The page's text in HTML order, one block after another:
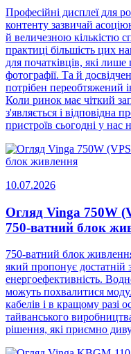
Професійні дисплеї для
контенту зазвичай
й величезною кількістю
практиці більшість цих
для початківців, які
фотографії. Та й
потрібен переобтяжений
Коли ринок має чіткий
з'являється і відповідна
пристроїв сьогодні у нас
10.07.2026
Огляд Vinga 750W
750-ватний блок
750-ватний блок
який пропонує достатній
енергоефективність.
можуть похвалитися
кабелів і в кращому разі
тайванського
рішення, які приємно